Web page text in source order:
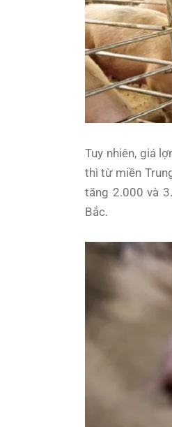
Tuy nhiên, giá
thì từ miền
tăng 2.000 và
Bắc.